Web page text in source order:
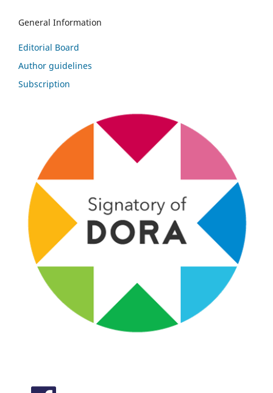
General Information
Editorial Board
Author guidelines
Subscription